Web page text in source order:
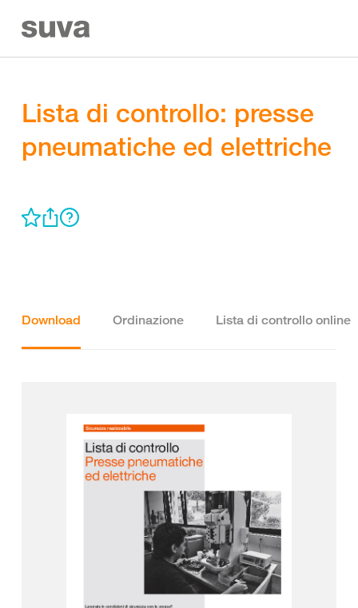
Lista di controllo: presse
pneumatiche ed elettriche
Download Ordinazione Lista di controllo online